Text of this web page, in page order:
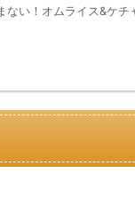
い！オムライス&ケチ